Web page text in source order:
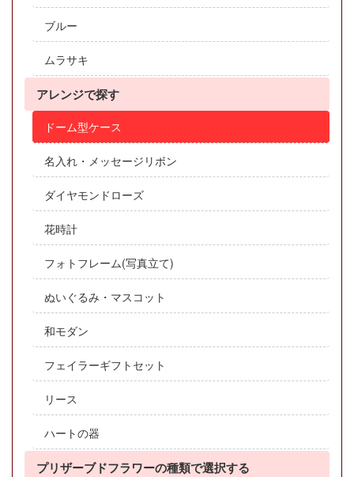
ブルー
ムラサキ
アレンジで探す
ドーム型ケース
名入れ・メッセージリボン
ダイヤモンドローズ
花時計
フォトフレーム(写真立て)
ぬいぐるみ・マスコット
和モダン
フェイラーギフトセット
リース
ハートの器
プリザーブドフラワーの種類で選択する